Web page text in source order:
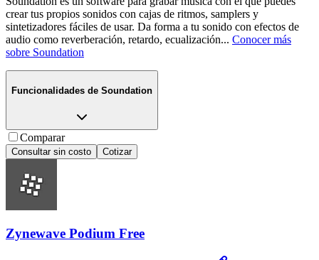
crear tus propios sonidos con cajas de ritmos, samplers y
sintetizadores fáciles de usar. Da forma a tu sonido con efectos de
audio como reverberación, retardo, ecualización... Conocer más
sobre Soundation
Funcionalidades de Soundation
Comparar
Consultar sin costo Cotizar
Zynewave Podium Free